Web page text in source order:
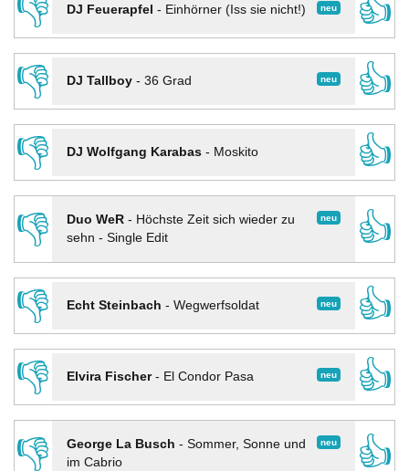
👎
neu
DJ Feuerapfel - Einhörner (Iss sie nicht!)
👍
👎
neu
DJ Tallboy- 36 Grad
👍
👎
DJ Wolfgang Karabas- Moskito
👍
👎
neu
Duo WeR- Höchste Zeit sich wieder zu
sehn - Single Edit
👍
👎
neu
Echt Steinbach - Wegwerfsoldat
👍
👎
neu
Elvira Fischer- El Condor Pasa
👍
👎
neu
George La Busch - Sommer, Sonne und
im Cabrio
👍